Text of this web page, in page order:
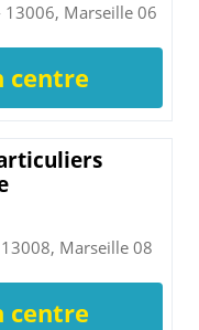
13006, Marseille 06
centre
Marseille 08
centre